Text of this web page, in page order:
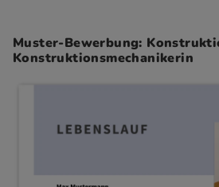
Muster-Bewerbung:
Konstruktionsmechanikerin